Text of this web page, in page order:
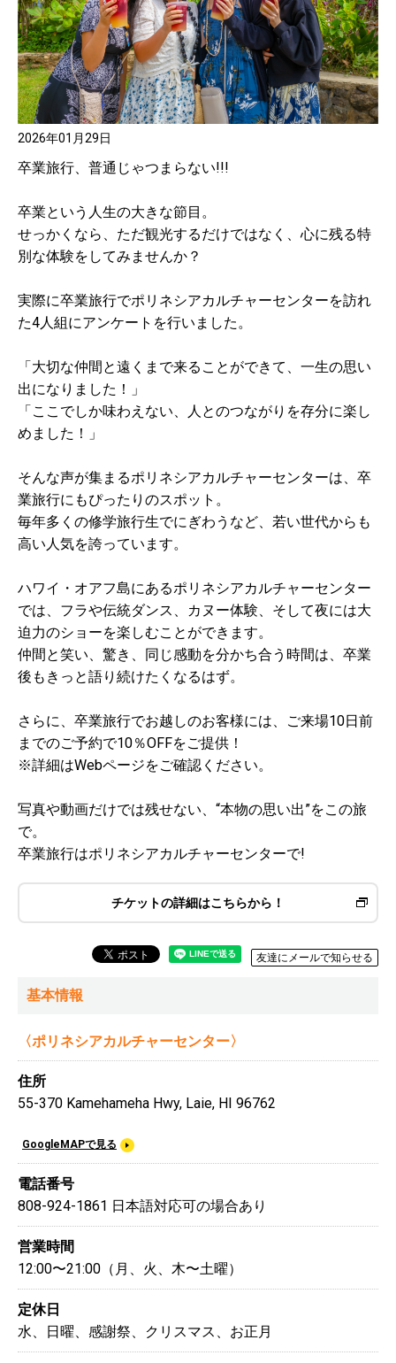
2026年01月29日
卒業旅行、普通じゃつまらない!!!
卒業という人生の大きな節目。
せっかくなら、ただ観光するだけではなく、心に残る特
別な体験をしてみませんか？
実際に卒業旅行でポリネシアカルチャーセンターを訪れ
た4人組にアンケートを行いました。
「大切な仲間と遠くまで来ることができて、一生の思い
出になりました！」
「ここでしか味わえない、人とのつながりを存分に楽し
めました！」
そんな声が集まるポリネシアカルチャーセンターは、卒
業旅行にもぴったりのスポット。
毎年多くの修学旅行生でにぎわうなど、若い世代からも
高い人気を誇っています。
ハワイ・オアフ島にあるポリネシアカルチャーセンター
では、フラや伝統ダンス、カヌー体験、そして夜には大
迫力のショーを楽しむことができます。
仲間と笑い、驚き、同じ感動を分かち合う時間は、卒業
後もきっと語り続けたくなるはず。
さらに、卒業旅行でお越しのお客様には、ご来場10日前
までのご予約で10％OFFをご提供！
※詳細はWebページをご確認ください。
写真や動画だけでは残せない、“本物の思い出”をこの旅
で。
卒業旅行はポリネシアカルチャーセンターで!
チケットの詳細はこちらから！
友達にメールで知らせる
基本情報
〈ポリネシアカルチャーセンター〉
住所
55-370 Kamehameha Hwy, Laie, HI 96762
GoogleMAPで見る
電話番号
808-924-1861 日本語対応可の場合あり
営業時間
12:00〜21:00（月、火、木〜土曜）
定休日
水、日曜、感謝祭、クリスマス、お正月